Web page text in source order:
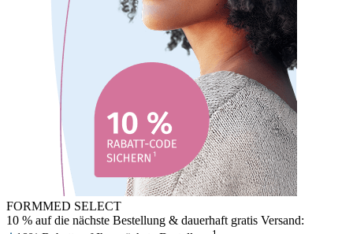
FORMMED SELECT
10 % auf die nächste Bestellung & dauerhaft gratis Versand: